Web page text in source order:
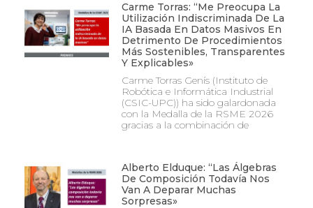
Carme Torras: “Me Preocupa La
Utilización Indiscriminada De La
IA Basada En Datos Masivos En
Detrimento De Procedimientos
Más Sostenibles, Transparentes
Y Explicables»
Carme Torras Genís (Instituto de
Robótica e Informática Industrial
(CSIC-UPC)) ha sido galardonada
con la Medalla de la RSME 2026
gracias a la combinación de
Alberto Elduque: “Las Álgebras
De Composición Todavía Nos
Van A Deparar Muchas
Sorpresas»